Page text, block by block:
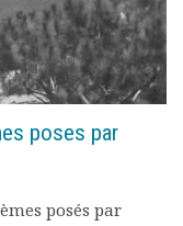
poses par
posés par